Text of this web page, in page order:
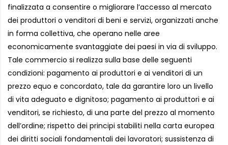
finalizzata a consentire o migliorare l’accesso al mercato
dei produttori o venditori di beni e servizi, organizzati anche
in forma collettiva, che operano nelle aree
economicamente svantaggiate dei paesi in via di sviluppo.
Tale commercio si realizza sulla base delle seguenti
condizioni: pagamento ai produttori e ai venditori di un
prezzo equo e concordato, tale da garantire loro un livello
di vita adeguato e dignitoso; pagamento ai produttori e ai
venditori, se richiesto, di una parte del prezzo al momento
dell’ordine; rispetto dei principi stabiliti nella carta europea
dei diritti sociali fondamentali dei lavoratori; sussistenza di